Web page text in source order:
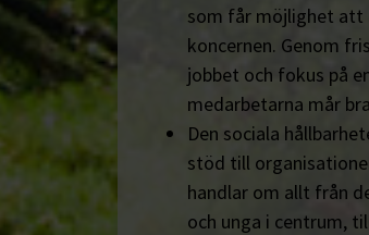
som får möjlighet att
koncernen. Genom
jobbet och fokus på
medarbetarna mår
Den sociala
stöd till
handlar om allt från
och unga i centrum,